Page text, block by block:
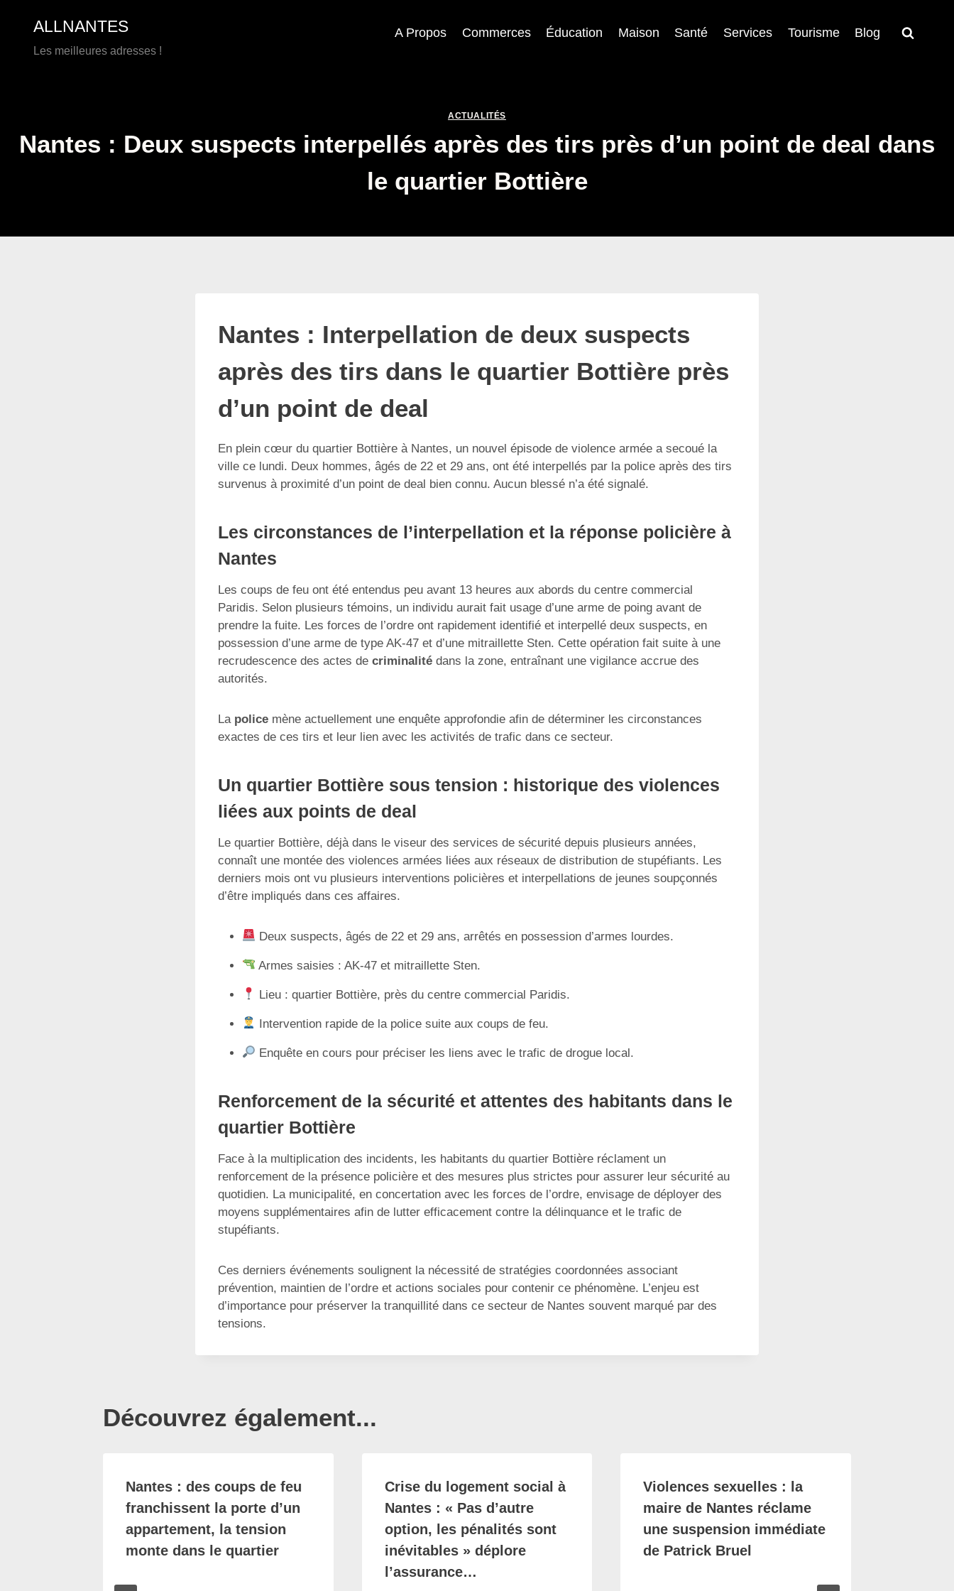
contenu
ALLNANTES
Les meilleures adresses !
A Propos Commerces Éducation Maison Santé Services Tourisme Blog
ACTUALITÉS
Nantes : Deux suspects interpellés après des tirs près d’un point de deal dans
le quartier Bottière
Nantes : Interpellation de deux suspects
après des tirs dans le quartier Bottière près
d’un point de deal
En plein cœur du quartier Bottière à Nantes, un nouvel épisode de violence armée a secoué la
ville ce lundi. Deux hommes, âgés de 22 et 29 ans, ont été interpellés par la police après des tirs
survenus à proximité d’un point de deal bien connu. Aucun blessé n’a été signalé.
Les circonstances de l’interpellation et la réponse policière à
Nantes
Les coups de feu ont été entendus peu avant 13 heures aux abords du centre commercial
Paridis. Selon plusieurs témoins, un individu aurait fait usage d’une arme de poing avant de
prendre la fuite. Les forces de l’ordre ont rapidement identifié et interpellé deux suspects, en
possession d’une arme de type AK-47 et d’une mitraillette Sten. Cette opération fait suite à une
recrudescence des actes de criminalité dans la zone, entraînant une vigilance accrue des
autorités.
La police mène actuellement une enquête approfondie afin de déterminer les circonstances
exactes de ces tirs et leur lien avec les activités de trafic dans ce secteur.
Un quartier Bottière sous tension : historique des violences
liées aux points de deal
Le quartier Bottière, déjà dans le viseur des services de sécurité depuis plusieurs années,
connaît une montée des violences armées liées aux réseaux de distribution de stupéfiants. Les
derniers mois ont vu plusieurs interventions policières et interpellations de jeunes soupçonnés
d’être impliqués dans ces affaires.
Deux suspects, âgés de 22 et 29 ans, arrêtés en possession d’armes lourdes.
Armes saisies : AK-47 et mitraillette Sten.
Lieu : quartier Bottière, près du centre commercial Paridis.
Intervention rapide de la police suite aux coups de feu.
Enquête en cours pour préciser les liens avec le trafic de drogue local.
Renforcement de la sécurité et attentes des habitants dans le
quartier Bottière
Face à la multiplication des incidents, les habitants du quartier Bottière réclament un
renforcement de la présence policière et des mesures plus strictes pour assurer leur sécurité au
quotidien. La municipalité, en concertation avec les forces de l’ordre, envisage de déployer des
moyens supplémentaires afin de lutter efficacement contre la délinquance et le trafic de
stupéfiants.
Ces derniers événements soulignent la nécessité de stratégies coordonnées associant
prévention, maintien de l’ordre et actions sociales pour contenir ce phénomène. L’enjeu est
d’importance pour préserver la tranquillité dans ce secteur de Nantes souvent marqué par des
tensions.
Découvrez également...
Nantes : des coups de feu
franchissent la porte d’un
appartement, la tension
monte dans le quartier
Crise du logement social à
Nantes : « Pas d’autre
option, les pénalités sont
inévitables » déplore
l’assurance…
Violences sexuelles : la
maire de Nantes réclame
une suspension immédiate
de Patrick Bruel